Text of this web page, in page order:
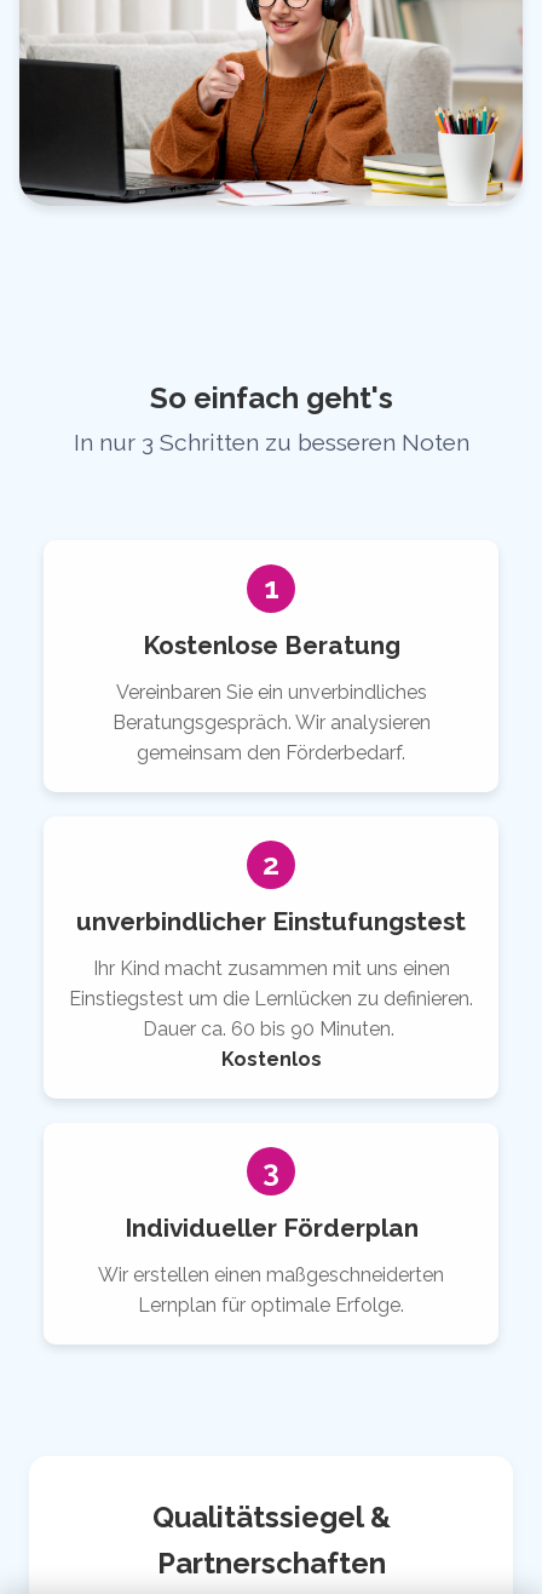
So einfach geht's
In nur 3 Schritten zu besseren Noten
1
Kostenlose Beratung
Vereinbaren Sie ein unverbindliches
Beratungsgespräch. Wir analysieren
gemeinsam den Förderbedarf.
2
unverbindlicher Einstufungstest
Ihr Kind macht zusammen mit uns einen
Einstiegstest um die Lernlücken zu definieren.
Dauer ca. 60 bis 90 Minuten.
Kostenlos
3
Individueller Förderplan
Wir erstellen einen maßgeschneiderten
Lernplan für optimale Erfolge.
Qualitätssiegel &
Partnerschaften